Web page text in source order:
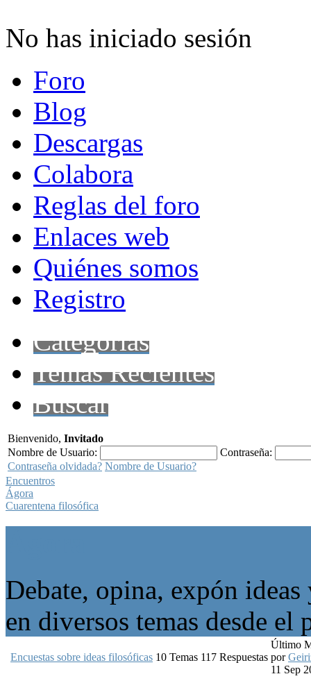
No has iniciado sesión
Foro
Blog
Descargas
Colabora
Reglas del foro
Enlaces web
Quiénes somos
Registro
Categorías
Temas Recientes
Buscar
Bienvenido, Invitado
Nombre de Usuario:
Contraseña:
Contraseña olvidada? Nombre de Usuario?
Encuentros
Ágora
Cuarentena filosófica
Debate, opina, expón
en diversos temas desde
Encuestas sobre ideas filosóficas 10 Temas 117 Respuestas
Último
por
11 Sep